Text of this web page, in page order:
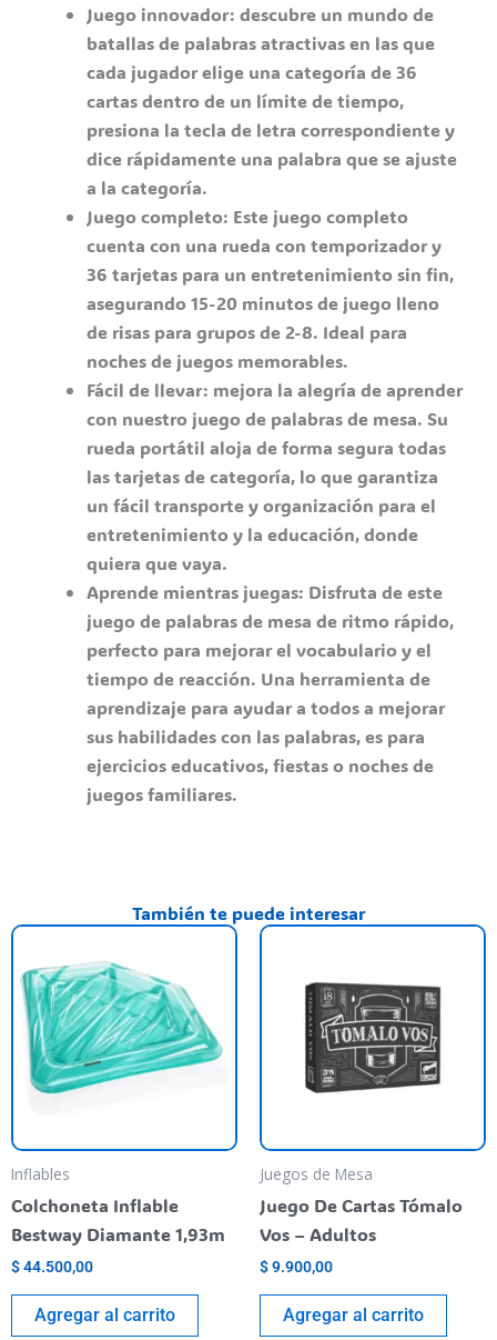
Juego innovador: descubre un mundo de
batallas de palabras atractivas en las que
cada jugador elige una categoría de 36
cartas dentro de un límite de tiempo,
presiona la tecla de letra correspondiente y
dice rápidamente una palabra que se ajuste
a la categoría.
Juego completo: Este juego completo
cuenta con una rueda con temporizador y
36 tarjetas para un entretenimiento sin fin,
asegurando 15-20 minutos de juego lleno
de risas para grupos de 2-8. Ideal para
noches de juegos memorables.
Fácil de llevar: mejora la alegría de aprender
con nuestro juego de palabras de mesa. Su
rueda portátil aloja de forma segura todas
las tarjetas de categoría, lo que garantiza
un fácil transporte y organización para el
entretenimiento y la educación, donde
quiera que vaya.
Aprende mientras juegas: Disfruta de este
juego de palabras de mesa de ritmo rápido,
perfecto para mejorar el vocabulario y el
tiempo de reacción. Una herramienta de
aprendizaje para ayudar a todos a mejorar
sus habilidades con las palabras, es para
ejercicios educativos, fiestas o noches de
juegos familiares.
También te puede interesar
Inflables
Colchoneta Inflable
Bestway Diamante 1,93m
$44.500,00
Agregar al carrito
Juegos de Mesa
Juego De Cartas Tómalo
Vos – Adultos
$9.900,00
Agregar al carrito